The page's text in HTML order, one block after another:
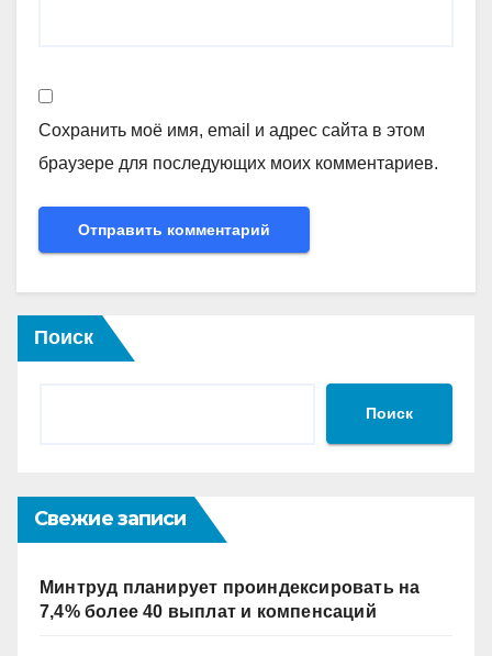
Сохранить моё имя, email и адрес сайта в этом
браузере для последующих моих комментариев.
Поиск
Поиск
Свежие записи
Минтруд планирует проиндексировать на
7,4% более 40 выплат и компенсаций